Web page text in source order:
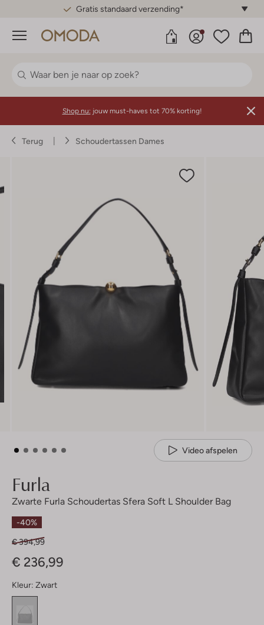
Gratis standaard verzending*
Menu
Shop nu: jouw must-haves tot 70% korting!
Terug Schoudertassen Dames
Video afspelen
Furla
Zwarte Furla Schoudertas Sfera Soft L Shoulder Bag
-40%
€ 394,99
€ 236,99
Kleur: Zwart